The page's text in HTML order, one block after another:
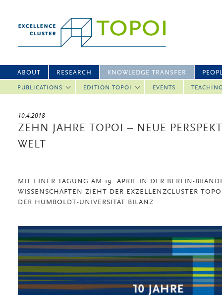
ABOUT RESEARCH KNOWLEDGE TRANSFER
PUBLICATIONS EDITION TOPOI EVENTS
10.4.2018
ZEHN JAHRE TOPOI – NEUE
WELT
MIT EINER TAGUNG AM 19. APRIL IN DER BERLIN-
WISSENSCHAFTEN ZIEHT DER EXZELLENZCLUSTER
DER HUMBOLDT-UNIVERSITÄT BILANZ